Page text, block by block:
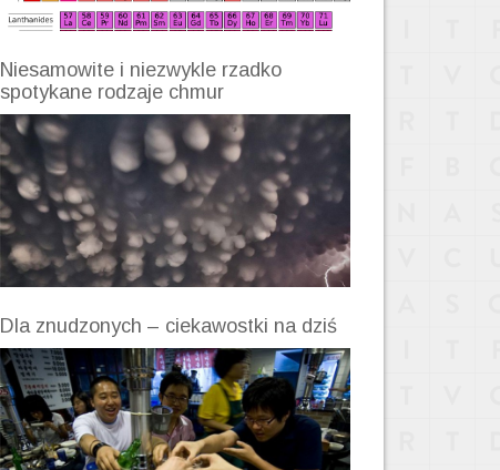
Niesamowite i niezwykle rzadko
spotykane rodzaje chmur
Dla znudzonych – ciekawostki na dziś